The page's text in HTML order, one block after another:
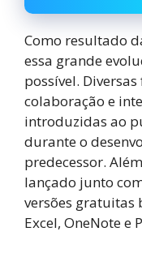
Como resultado
essa grande
possível.
colaboração e
introduzidas ao
durante o
predecessor.
lançado junto
versões gratuitas
Excel, OneNote e